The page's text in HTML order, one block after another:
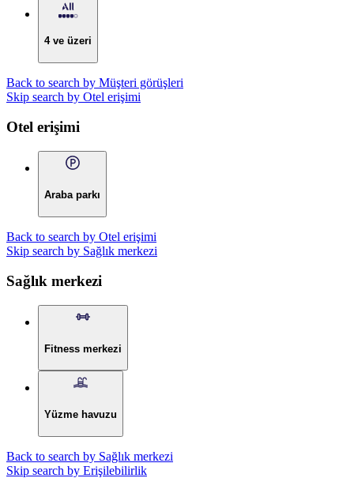
4 ve üzeri
Back to search by Müşteri görüşleri
Skip search by Otel erişimi
Otel erişimi
Araba parkı
Back to search by Otel erişimi
Skip search by Sağlık merkezi
Sağlık merkezi
Fitness merkezi
Yüzme havuzu
Back to search by Sağlık merkezi
Skip search by Erişilebilirlik